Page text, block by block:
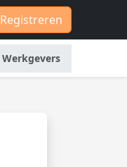
Registreren
Werkgevers